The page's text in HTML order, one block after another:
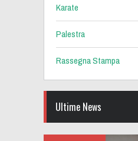
Karate
Palestra
Rassegna Stampa
Ultime News